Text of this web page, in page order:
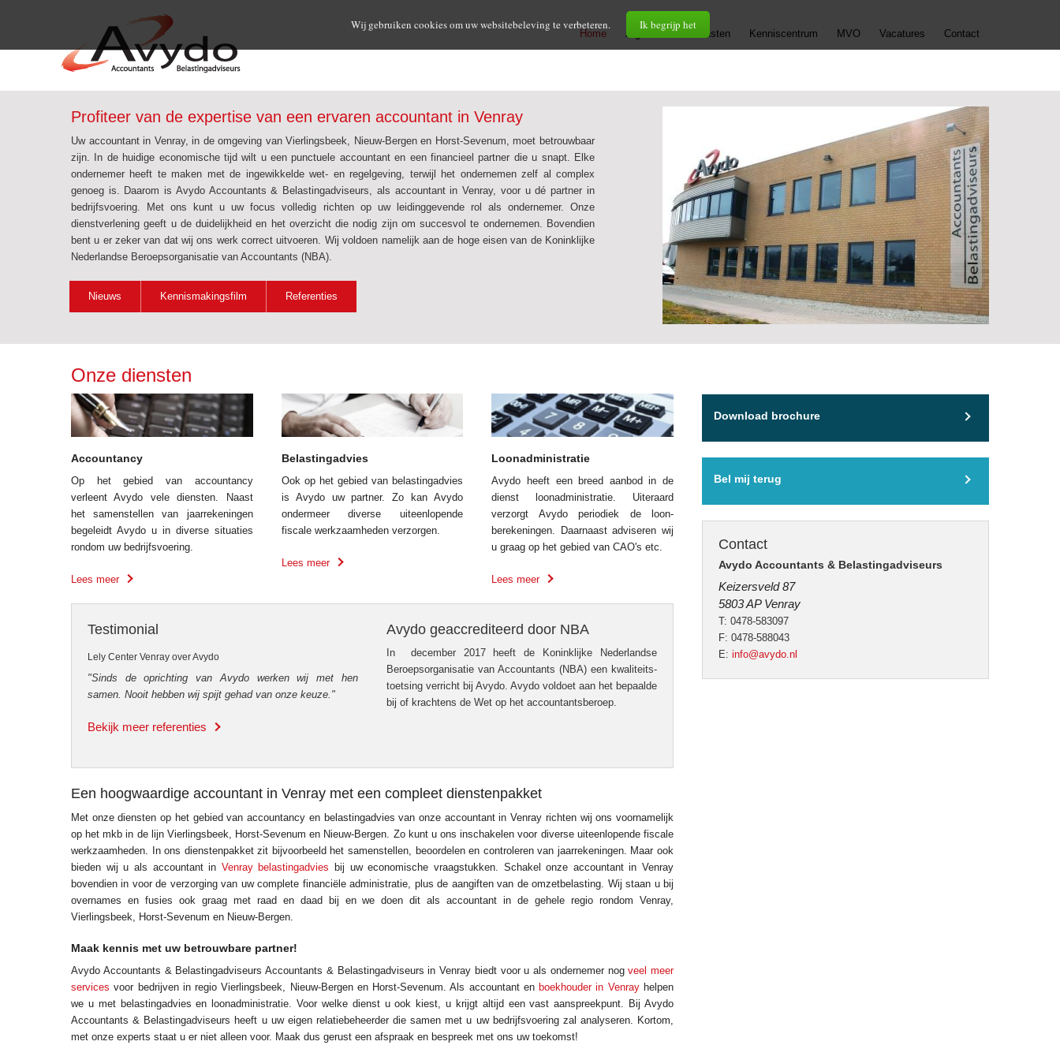
Wij gebruiken cookies om uw websitebeleving te verbeteren. Ik begrijp het
Home Algemeen Diensten Kenniscentrum MVO Vacatures Contact
Profiteer van de expertise van een ervaren accountant in Venray
Uw accountant in Venray, in de omgeving van Vierlingsbeek, Nieuw-Bergen en Horst-Sevenum, moet betrouwbaar
zijn. In de huidige economische tijd wilt u een punctuele accountant en een financieel partner die u snapt. Elke
ondernemer heeft te maken met de ingewikkelde wet- en regelgeving, terwijl het ondernemen zelf al complex
genoeg is. Daarom is Avydo Accountants & Belastingadviseurs, als accountant in Venray, voor u dé partner in
bedrijfsvoering. Met ons kunt u uw focus volledig richten op uw leidinggevende rol als ondernemer. Onze
dienstverlening geeft u de duidelijkheid en het overzicht die nodig zijn om succesvol te ondernemen. Bovendien
bent u er zeker van dat wij ons werk correct uitvoeren. Wij voldoen namelijk aan de hoge eisen van de Koninklijke
Nederlandse Beroepsorganisatie van Accountants (NBA).
Nieuws Kennismakingsfilm Referenties
Onze diensten
Accountancy
Op het gebied van accountancy
verleent Avydo vele diensten. Naast
het samenstellen van jaar­rekeningen
begeleidt Avydo u in diverse situaties
rondom uw bedrijfs­voering.
Lees meer
Belastingadvies
Ook op het gebied van belastingadvies
is Avydo uw partner. Zo kan Avydo
ondermeer diverse uiteen­lopende
fiscale werk­zaamheden verzorgen.
Lees meer
Loonadministratie
Avydo heeft een breed aanbod in de
dienst loon­administratie. Uiteraard
verzorgt Avydo periodiek de loon­
berekeningen. Daarnaast advis­eren wij
u graag op het gebied van CAO's etc.
Lees meer
Testimonial
Lely Center Venray over Avydo
"Sinds de op­richting van Avydo werk­en wij met hen
samen. Nooit heb­ben wij spijt gehad van onze keuze."
Bekijk meer referenties
Avydo geaccrediteerd door NBA
In december 2017 heeft de Koninklijke Neder­landse
Beroepsorganisatie van Accountants (NBA) een kwaliteits­
toetsing verricht bij Avydo. Avydo voldoet aan het bepaalde
bij of krachtens de Wet op het accountantsberoep.
Een hoogwaardige accountant in Venray met een compleet dienstenpakket
Met onze diensten op het gebied van accountancy en belastingadvies van onze accountant in Venray richten wij ons voornamelijk
op het mkb in de lijn Vierlingsbeek, Horst-Sevenum en Nieuw-Bergen. Zo kunt u ons inschakelen voor diverse uiteenlopende fiscale
werkzaamheden. In ons dienstenpakket zit bijvoorbeeld het samenstellen, beoordelen en controleren van jaarrekeningen. Maar ook
bieden wij u als accountant in Venray belastingadvies bij uw economische vraagstukken. Schakel onze accountant in Venray
bovendien in voor de verzorging van uw complete financiële administratie, plus de aangiften van de omzetbelasting. Wij staan u bij
overnames en fusies ook graag met raad en daad bij en we doen dit als accountant in de gehele regio rondom Venray,
Vierlingsbeek, Horst-Sevenum en Nieuw-Bergen.
Maak kennis met uw betrouwbare partner!
Avydo Accountants & Belastingadviseurs Accountants & Belastingadviseurs in Venray biedt voor u als ondernemer nogveel meer
services voor bedrijven in regio Vierlingsbeek, Nieuw-Bergen en Horst-Sevenum. Als accountant enboekhouder in Venrayhelpen
we u met belastingadvies en loonadministratie. Voor welke dienst u ook kiest, u krijgt altijd een vast aanspreekpunt. Bij Avydo
Accountants & Belastingadviseurs heeft u uw eigen relatiebeheerder die samen met u uw bedrijfsvoering zal analyseren. Kortom,
met onze experts staat u er niet alleen voor. Maak dus gerust een afspraak en bespreek met ons uw toekomst!
Download brochure
Bel mij terug
Contact
Avydo Accountants & Belastingadviseurs
Keizersveld 87
5803 AP Venray
T: 0478-583097
F: 0478-588043
E: info@avydo.nl